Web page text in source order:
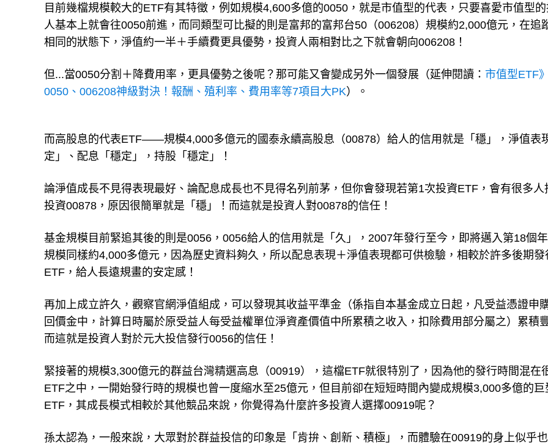
目前幾檔規模較大的ETF有其特徵，例如規模4,600多億的0050，就是市值型的代表，只要喜愛市值型
人基本上就會往0050前進，而同類型可比擬的則是富邦的富邦台50（006208）規模約2,000億元，在追
相同的狀態下，淨值約一半＋手續費更具優勢，投資人兩相對比之下就會朝向006208！
但...當0050分割＋降費用率，更具優勢之後呢？那可能又會變成另外一個發展（延伸閱讀： 市值型ETF》
0050、006208神級對決！報酬、殖利率、費用率等7項目大PK）。
而高股息的代表ETF——規模4,000多億元的國泰永續高股息（00878）給人的信用就是「穩」，淨值表
定」、配息「穩定」，持股「穩定」！
論淨值成長不見得表現最好、論配息成長也不見得名列前茅，但你會發現若第1次投資ETF，會有很多人
投資00878，原因很簡單就是「穩」！而這就是投資人對00878的信任！
基金規模目前緊追其後的則是0056，0056給人的信用就是「久」，2007年發行至今，即將邁入第18個年
規模同樣約4,000多億元，因為歷史資料夠久，所以配息表現＋淨值表現都可供檢驗，相較於許多後期發
ETF，給人長遠規畫的安定感！
再加上成立許久，觀察官網淨值組成，可以發現其收益平準金（係指自本基金成立日起，凡受益憑證申
回價金中，計算日時屬於原受益人每受益權單位淨資產價值中所累積之收入，扣除費用部分屬之）累積
而這就是投資人對於元大投信發行0056的信任！
緊接著的規模3,300億元的群益台灣精選高息（00919），這檔ETF就很特別了，因為他的發行時間混在
ETF之中，一開始發行時的規模也曾一度縮水至25億元，但目前卻在短短時間內變成規模3,000多億的巨
ETF，其成長模式相較於其他競品來說，你覺得為什麼許多投資人選擇00919呢？
孫太認為，一般來說，大眾對於群益投信的印象是「肯拚、創新、積極」，而體驗在00919的身上似乎